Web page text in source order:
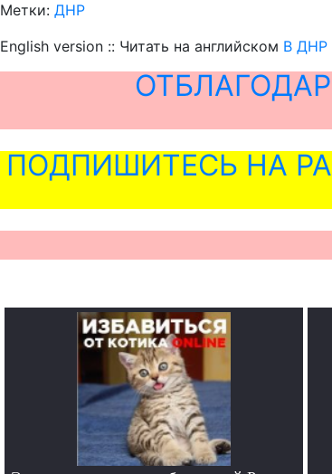
Метки: ДНР
English version :: Читать на английском В ДНР
ПОДПИШИТЕСЬ НА